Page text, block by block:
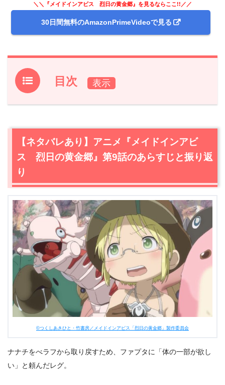
＼＼『メイドインアビス 烈日の黄金郷』を見るならここ!!／／
30日間無料のAmazonPrimeVideoで見る
目次
1.【ネタバレあり】アニメ『メイドインアビス 烈日の黄
2.
【ネタバレあり】アニメ『メイドインアビス 烈日の黄
金郷』第10話あらすじ・感想
2.1 拾うものすべて
2.3友好の印
2.4約束
3.アニメ『メイドインアビス 烈日の黄金郷』第10話まと
め
【ネタバレあり】アニメ『メイドインアビ
ス 烈日の黄金郷』第9話のあらすじと振り返
り
©つくしあきひと・竹書房／メイドインアビス「烈日の黄金郷」製作委員会
ナナチをべラフから取り戻すため、ファプタに「体の一部が欲し
い」と頼んだレグ。